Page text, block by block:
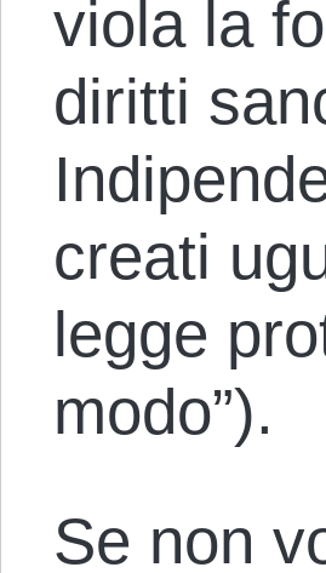
viola la
diritti
creati
legge
modo”).
Se non